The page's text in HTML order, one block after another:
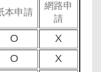
本申請
網路申
請
O X
O X